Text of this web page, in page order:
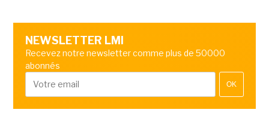
NEWSLETTER LMI
Recevez notre newsletter comme plus de 50000
abonnés
OK